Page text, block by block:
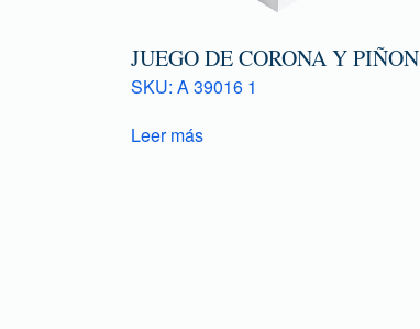
JUEGO DE CORONA Y PIÑON
SKU: A 39016 1
Leer más